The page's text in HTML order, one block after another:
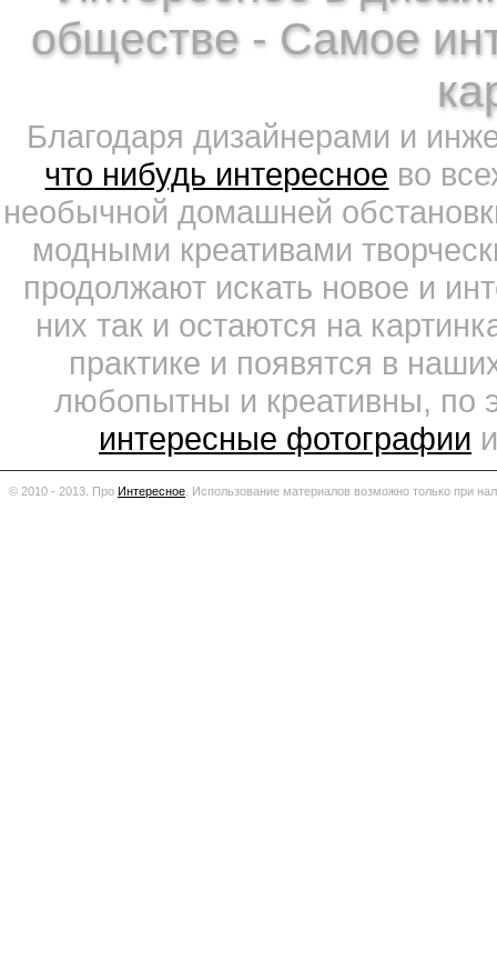
обществе - Самое
Благодаря дизайнерами и
что нибудь интересное во
необычной домашней
модными креативами
продолжают искать новое и
них так и остаются на
практике и появятся в
любопытны и креативны, по
интересные фотографии
© 2010 - 2013. Про Интересное Использование материалов возможно только при